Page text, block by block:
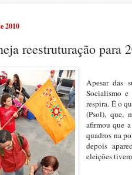
2010
reestruturação para
Apesar das
Socialismo
respira. É o
(Psol), que,
afirmou que
quadros na
depois
eleições